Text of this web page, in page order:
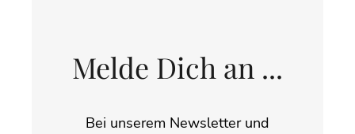
Melde Dich an ...
Bei unserem Newsletter und